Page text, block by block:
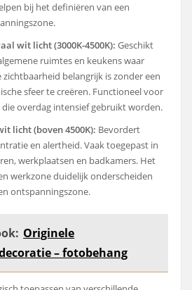
bij het definiëren van een
wit licht (3000K-4500K): Geschikt
ruimtes en keukens waar
zichtbaarheid belangrijk is zonder een
sfeer te creëren. Functioneel voor
die overdag intensief gebruikt worden.
licht (boven 4500K): Bevordert
en alertheid. Vaak toegepast in
werkplaatsen en badkamers. Het
werkzone duidelijk onderscheiden
ontspanningszone.
Originele
– fotobehang